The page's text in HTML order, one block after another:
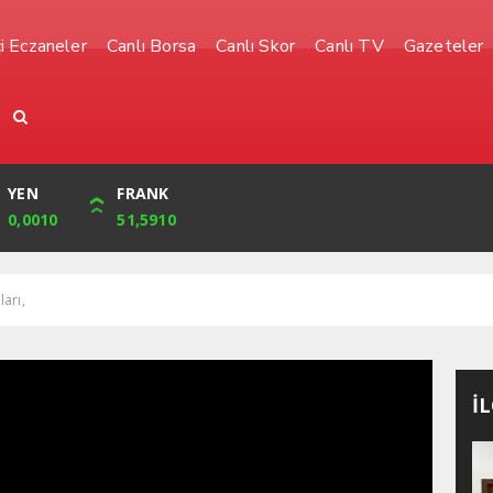
Eczaneler Canlı Borsa Canlı Skor Canlı TV Gazeteler
YEN
0,0010
FRANK
51,5910
CUMHURİYET
32,239,00